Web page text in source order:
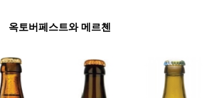
옥토버페스트와 메르첸